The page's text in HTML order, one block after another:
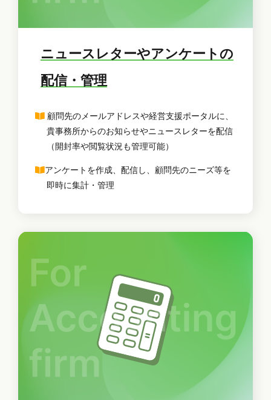
ニュースレターやアンケートの
配信・管理
顧問先のメールアドレスや経営支援ポータルに、
貴事務所からのお知らせやニュースレターを配信
（開封率や閲覧状況も管理可能）
アンケートを作成、配信し、顧問先のニーズ等を
即時に集計・管理